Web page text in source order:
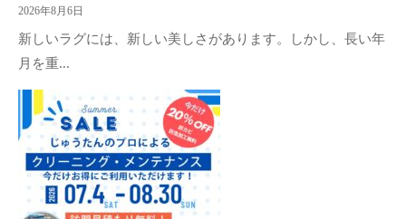
2026年8月6日
新しいラグには、新しい美しさがあります。しかし、長い年
月を重...